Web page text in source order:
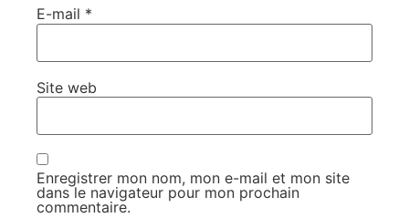
E-mail *
Site web
Enregistrer mon nom, mon e-mail et mon site
dans le navigateur pour mon prochain
commentaire.